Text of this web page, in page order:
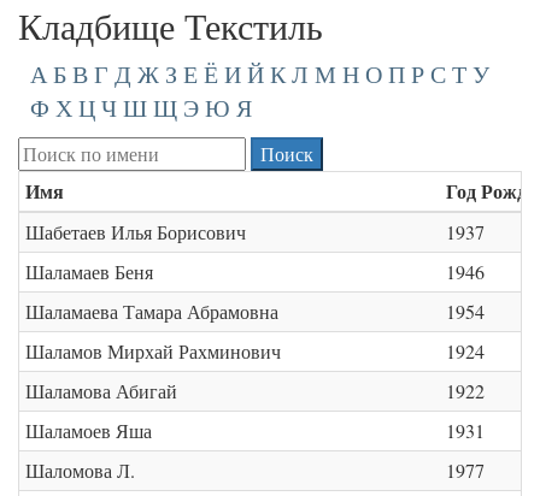
Кладбище Текстиль
АБВГ Д Ж З ЕЁИЙКЛ М НОПРСТУ
Ф ХЦЧШЩ ЭЮ Я
Имя Год
Шабетаев Илья Борисович
1937
Шаламаев Беня
1946
Шаламаева Тамара Абрамовна
1954
Шаламов Мирхай Рахминович
1924
Шаламова Абигай
1922
Шаламоев Яша
1931
Шаломова Л.
1977